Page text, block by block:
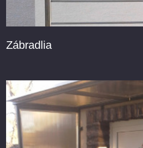
Zábradlia